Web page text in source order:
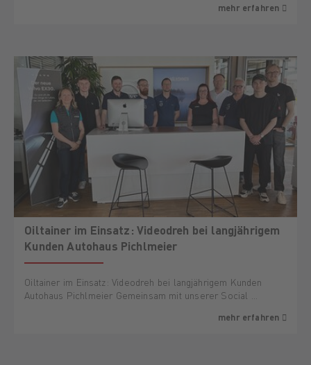
mehr erfahren
Oiltainer im Einsatz: Videodreh bei langjährigem
Kunden Autohaus Pichlmeier
Oiltainer im Einsatz: Videodreh bei langjährigem Kunden
Autohaus Pichlmeier Gemeinsam mit unserer Social …
mehr erfahren